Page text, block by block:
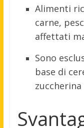
Alimenti
carne,
affettati
Sono
base di